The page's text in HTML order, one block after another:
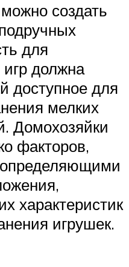
создать
для
игр должна
доступное для
мелких
Домохозяйки
факторов,
характеристик
игрушек.